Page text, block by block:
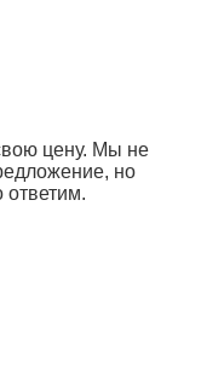
цену. Мы не
но
ответим.